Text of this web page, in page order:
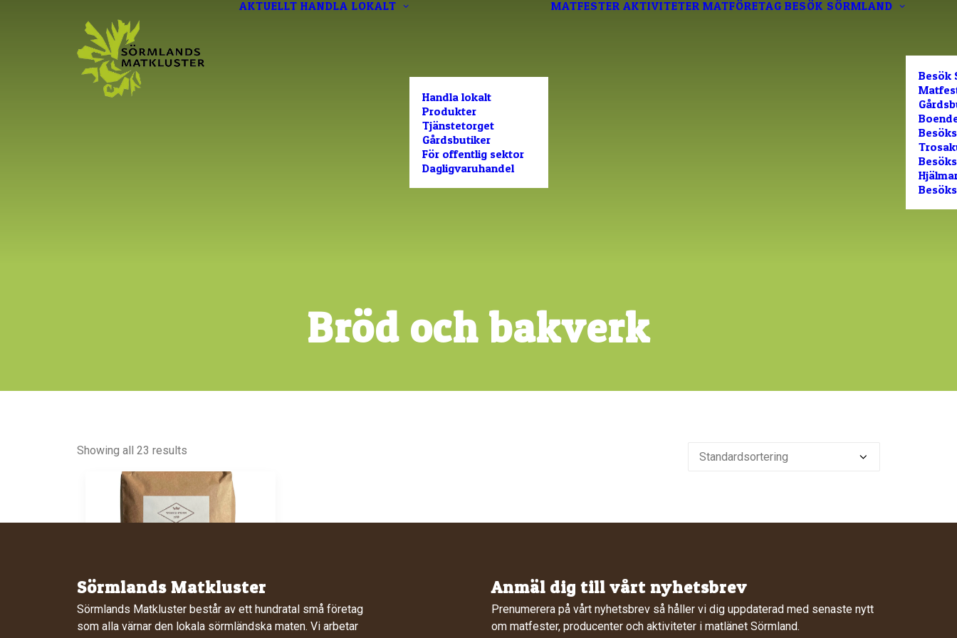
AKTUELLT HANDLA LOKALT
Handla lokalt
Produkter
Tjänstetorget
Gårdsbutiker
För offentlig sektor
Dagligvaruhandel
MATFESTER AKTIVITETER MATFÖRETAG BESÖK SÖRMLAND
Besök
Bröd och bakverk
Showing all 23 results
112kr
Warbro Kvarn
Sörmlands Matkluster
Sörmlands Matkluster består av ett hundratal små företag
som alla värnar den lokala sörmländska maten. Vi arbetar
Anmäl dig till vårt nyhetsbrev
Prenumerera på vårt nyhetsbrev så håller vi dig uppdaterad med senaste nytt
om matfester, producenter och aktiviteter i matlänet Sörmland.